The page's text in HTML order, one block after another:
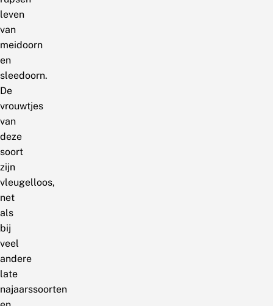
leven
van
meidoorn
en
sleedoorn.
De
vrouwtjes
van
deze
soort
zijn
vleugelloos,
net
als
bij
veel
andere
late
najaarssoorten